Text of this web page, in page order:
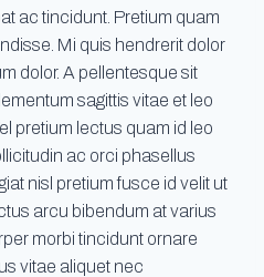
ac tincidunt. Pretium quam
Mi quis hendrerit dolor
dolor. A pellentesque sit
sagittis vitae et leo
pretium lectus quam id leo
ac orci phasellus
nisl pretium fusce id velit ut
arcu bibendum at varius
morbi tincidunt ornare
vitae aliquet nec